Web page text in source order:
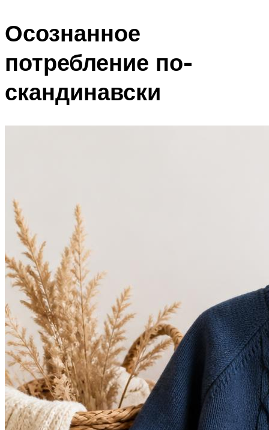
Осознанное
потребление по-
скандинавски